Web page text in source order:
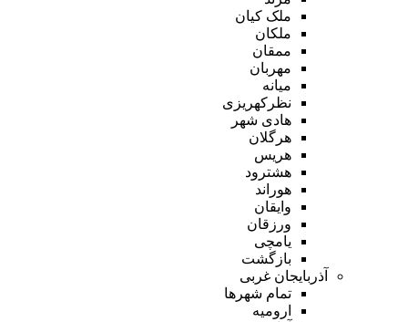
ملک کیان
ملکان
ممقان
مهربان
میانه
نظرکهریزی
هادی شهر
هرگلان
هریس
هشترود
هوراند
وایقان
ورزقان
یامچی
بازگشت
آذربایجان غربی
تمام شهر‌ها
ارومیه